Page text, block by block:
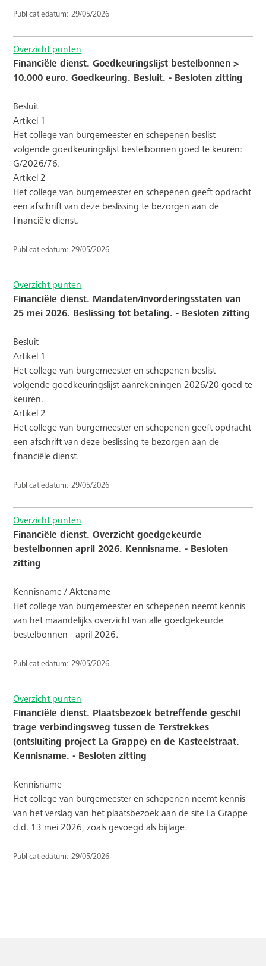
Publicatiedatum: 29/05/2026
Overzicht punten
Financiële dienst. Goedkeuringslijst bestelbonnen >
10.000 euro. Goedkeuring. Besluit. - Besloten zitting
Besluit
Artikel 1
Het college van burgemeester en schepenen beslist
volgende goedkeuringslijst bestelbonnen goed te keuren:
G/2026/76.
Artikel 2
Het college van burgemeester en schepenen geeft opdracht
een afschrift van deze beslissing te bezorgen aan de
financiële dienst.
Publicatiedatum: 29/05/2026
Overzicht punten
Financiële dienst. Mandaten/invorderingsstaten van
25 mei 2026. Beslissing tot betaling. - Besloten zitting
Besluit
Artikel 1
Het college van burgemeester en schepenen beslist
volgende goedkeuringslijst aanrekeningen 2026/20 goed te
keuren.
Artikel 2
Het college van burgemeester en schepenen geeft opdracht
een afschrift van deze beslissing te bezorgen aan de
financiële dienst.
Publicatiedatum: 29/05/2026
Overzicht punten
Financiële dienst. Overzicht goedgekeurde
bestelbonnen april 2026. Kennisname. - Besloten
zitting
Kennisname / Aktename
Het college van burgemeester en schepenen neemt kennis
van het maandelijks overzicht van alle goedgekeurde
bestelbonnen - april 2026.
Publicatiedatum: 29/05/2026
Overzicht punten
Financiële dienst. Plaatsbezoek betreffende geschil
trage verbindingsweg tussen de Terstrekkes
(ontsluiting project La Grappe) en de Kasteelstraat.
Kennisname. - Besloten zitting
Kennisname
Het college van burgemeester en schepenen neemt kennis
van het verslag van het plaatsbezoek aan de site La Grappe
d.d. 13 mei 2026, zoals gevoegd als bijlage.
Publicatiedatum: 29/05/2026